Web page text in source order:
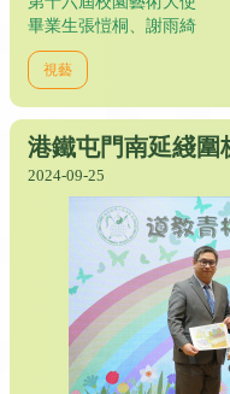
畢業生張愷桐、謝雨綺
視藝
港鐵屯門南延綫圍
2024-09-25